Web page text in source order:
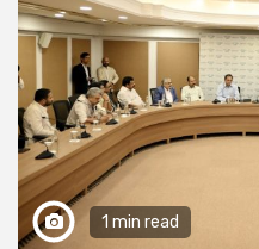
1 min read